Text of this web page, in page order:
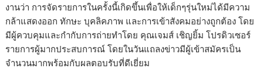
งานว่า การจัดรายการในครั้งนี้เกิดขึ้นเพื่อให้เด็กๆรุ่นใหม่ได้มีความ
กล้าแสดงออก ทักษะ บุคลิคภาพ และการเข้าสังคมอย่างถูกต้อง โดย
มีผู้ควบคุมและกำกับการถ่ายทำโดย คุณเจมส์ เชิญยิ้ม โปรดิวเซอร์
รายการผู้มากประสบการณ์ โดยในวันแถลงข่าวมีผู้เข้าสมัครเป็น
จำนวนมากพร้อมกับผลตอบรับที่ดีเยี่ยม